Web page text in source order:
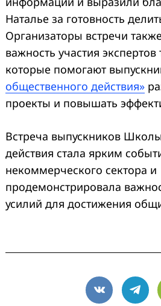
Наталье за готовность
Организаторы встречи
важность участия экспертов
которые помогают
общественного действия»
проекты и повышать
Встреча выпускников
действия стала ярким
некоммерческого сектора и
продемонстрировала
усилий для достижения
VK